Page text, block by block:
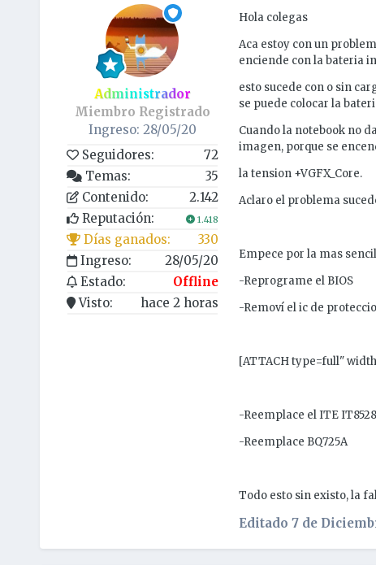
Administrador
Miembro Registrado
Ingreso: 28/05/20
Seguidores:
72
Temas:
35
Contenido:
2.142
Reputación:
1.418
Días ganados:
330
Ingreso:
28/05/20
Estado:
Offline
Visto:
hace 2 horas
Hola colegas
Aca estoy con un
enciende con la bateria
esto sucede con o sin
se puede colocar la
Cuando la notebook no
imagen, porque se
la tension +VGFX_Core.
Aclaro el problema
Empece por la mas
-Reprograme el BIOS
-Removí el ic de
[ATTACH type=full"
-Reemplace el ITE
-Reemplace BQ725A
Todo esto sin existo, la
Editado 7 de